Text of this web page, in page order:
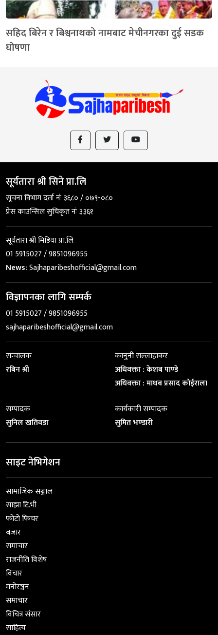
सहिद बिरेन र बिश्वनाथको नामबाट मेचीनगरका दुई सडक
घोषणा
सूर्यतारा श्री सिने प्रा.लि
सूचना विभाग दर्ता नंः ३६८० / ०७९-०८०
प्रेस काउन्सिल सुचिकृत नंः ३३६१
सूर्यतारा श्री मिडिया प्रा.लि
01 5915027 / 9851096955
News:Sajhaparibeshofficial@gmail.com
विज्ञापनका लागि सम्पर्क
01 5915027 / 9851096955
sajhaparibeshofficial@gmail.com
सन्चालक
रबिन श्री
कानुनी सल्लाहाकर
अधिवक्ता : केशब पाण्डे
अधिवक्ता : माधब प्रसाद कोईराला
सम्पादक
सुनिल खतिवडा
कार्यकारी सम्पादक
सुमित भण्डारी
साइट नेभिगेशन
सामाजिक सञ्जाल
साझा टि.भी
फोटो फिचर
बजार
समाचार
राजनीति विशेष
विचार
मनोरञ्जन
समाचार
विचित्र संसार
साहित्य